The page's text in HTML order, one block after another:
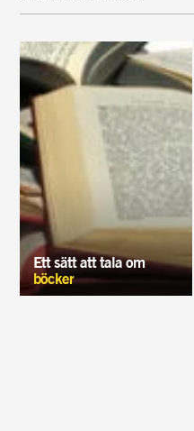
Ett sätt att tala om
böcker